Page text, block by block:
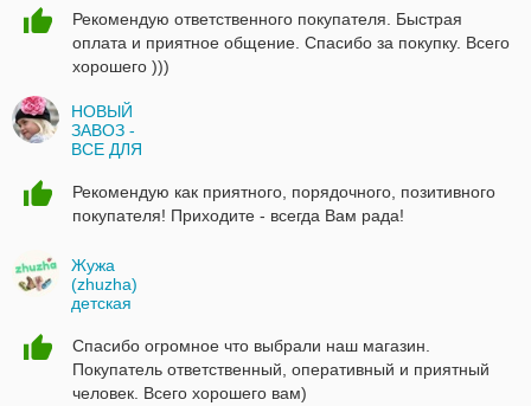
Рекомендую ответственного покупателя. Быстрая
оплата и приятное общение. Спасибо за покупку. Всего
хорошего )))
НОВЫЙ
ЗАВОЗ -
ВСЕ ДЛЯ
19.09.2018
Рекомендую как приятного, порядочного, позитивного
покупателя! Приходите - всегда Вам рада!
Жужа
(zhuzha)
детская
16.09.2018
Спасибо огромное что выбрали наш магазин.
Покупатель ответственный, оперативный и приятный
человек. Всего хорошего вам)